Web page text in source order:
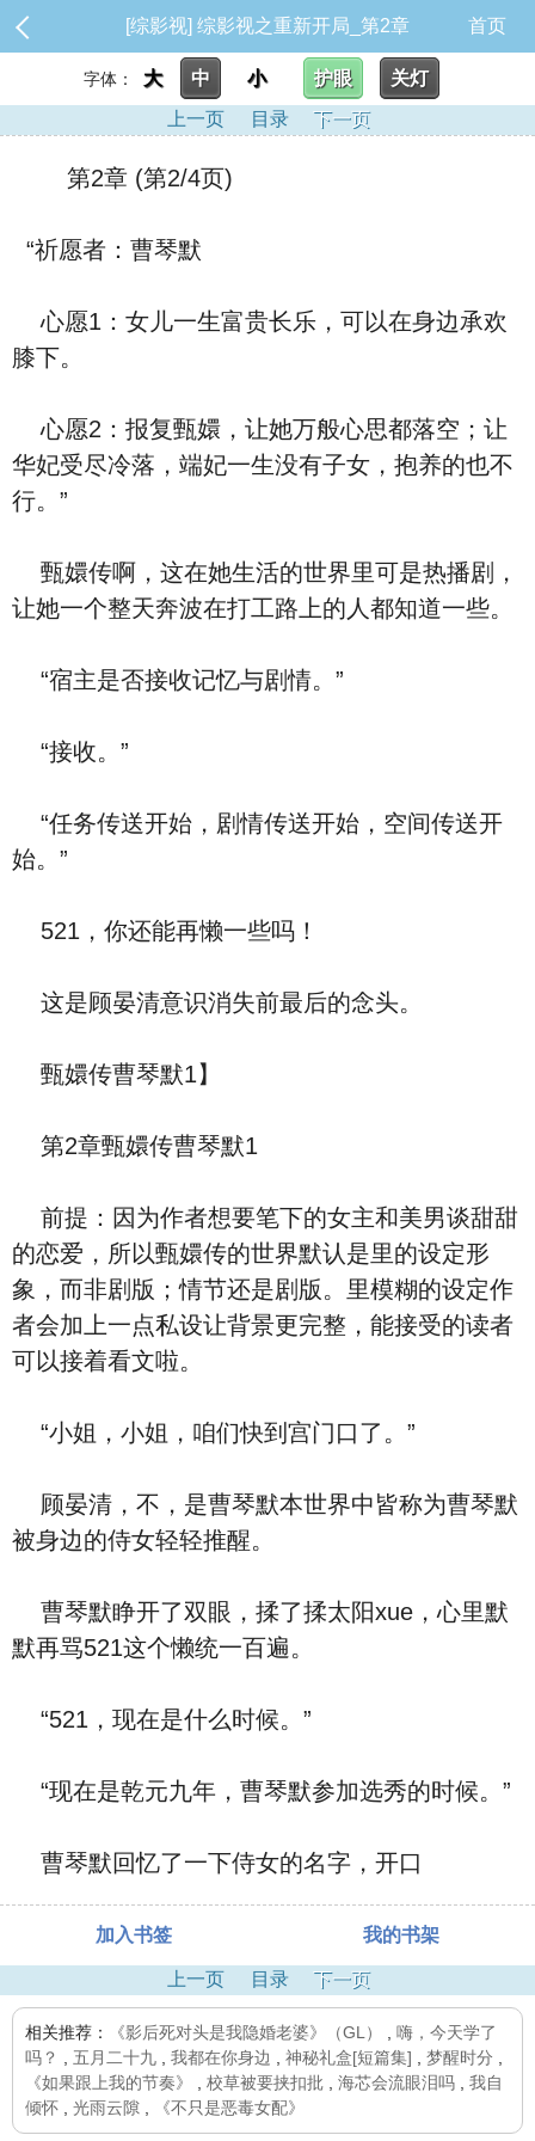
[综影视] 综影视之重新开局_第2章 首页
字体： 大 中 小 护眼
关灯
上一页
目录 下一页
第2章 (第2/4页)
“祈愿者：曹琴默
心愿1：女儿一生富贵长乐，可以在身边承欢
膝下。
心愿2：报复甄嬛，让她万般心思都落空；让
华妃受尽冷落，端妃一生没有子女，抱养的也不
行。”
甄嬛传啊，这在她生活的世界里可是热播剧，
让她一个整天奔波在打工路上的人都知道一些。
“宿主是否接收记忆与剧情。”
“接收。”
“任务传送开始，剧情传送开始，空间传送开
始。”
521，你还能再懒一些吗！
这是顾晏清意识消失前最后的念头。
甄嬛传曹琴默1】
第2章甄嬛传曹琴默1
前提：因为作者想要笔下的女主和美男谈甜甜
的恋爱，所以甄嬛传的世界默认是里的设定形
象，而非剧版；情节还是剧版。里模糊的设定作
者会加上一点私设让背景更完整，能接受的读者
可以接着看文啦。
“小姐，小姐，咱们快到宫门口了。”
顾晏清，不，是曹琴默本世界中皆称为曹琴默
被身边的侍女轻轻推醒。
曹琴默睁开了双眼，揉了揉太阳xue，心里默
默再骂521这个懒统一百遍。
“521，现在是什么时候。”
“现在是乾元九年，曹琴默参加选秀的时候。”
曹琴默回忆了一下侍女的名字，开口
加入书签 我的书架
上一页 目录 下一页
相关推荐： 《影后死对头是我隐婚老婆》（GL）
嗨，今天学了
吗？
五月二十九 我都在你身边 神秘礼盒[短篇集] 梦醒时分
《如果跟上我的节奏》
校草被要挟扣批 海芯会流眼泪吗
我自
倾怀
光雨云隙 《不只是恶毒女配》